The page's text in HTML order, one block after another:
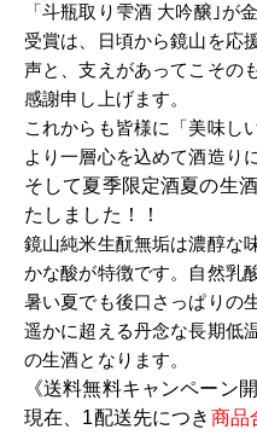
「斗瓶取り雫酒 大吟醸｣が
受賞は、日頃から鏡山を応
声と、支えがあってこその
感謝申し上げます。
これからも皆様に「美味し
より一層心を込めて酒造り
そして夏季限定酒夏の生
たしました！！
鏡山純米生酛無垢は濃醇な
かな酸が特徴です。自然乳
暑い夏でも後口さっぱりの
遥かに超える丹念な長期低
の生酒となります。
《送料無料キャンペーン開
現在、1配送先につき 商品